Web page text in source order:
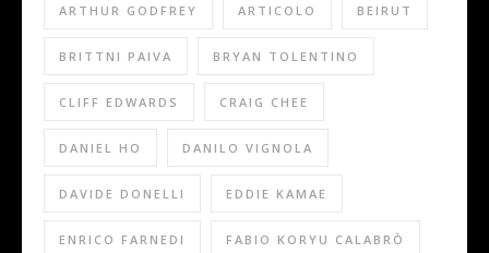
ARTHUR GODFREY ARTICOLO BEIRUT
BRITTNI PAIVA BRYAN TOLENTINO
CLIFF EDWARDS CRAIG CHEE
DANIEL HO DANILO VIGNOLA
DAVIDE DONELLI EDDIE KAMAE
ENRICO FARNEDI FABIO KORYU CALABRÒ